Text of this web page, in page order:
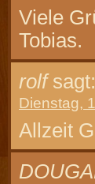
Viele
Tobias.
rolf sagt:
Dienstag,
Allzeit